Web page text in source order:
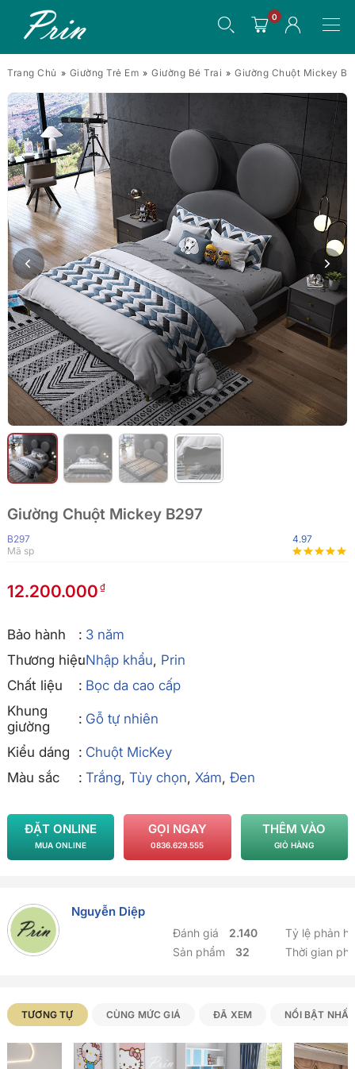
0
Trang Chủ Giường Trẻ Em Giường Bé Trai Giường Chuột Mickey
Giường Chuột Mickey B297
B297
Mã sp
4.97
12.200.000
Bảo hành
3 năm
Thương hiệuNhập khẩu, Prin
Chất liệu
Bọc da cao cấp
Khung
giường
Gỗ tự nhiên
Kiểu dáng
Chuột MicKey
Màu sắc
Trắng, Tùy chọn, Xám, Đen
ĐẶT ONLINE
MUA ONLINE
GỌI NGAY
0836.629.555
THÊM VÀO
GIỎ HÀNG
Nguyễn Diệp
Đánh giá
2.140
Sản phẩm
32
Tỷ lệ phản
Thời gian
Sản phẩm Tương tự
TƯƠNG TỰ CÙNG MỨC GIÁ ĐÃ XEM NỔI BẬT NHẤT